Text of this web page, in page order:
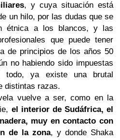
, y cuya situación está
un hilo, por las dudas que se
étnica a los blancos, y las
que puede tener
de principios de los años 50
no habiendo sido impuestas
todo, ya existe una brutal
distintas razas.
vuelve a ser, como en la
el interior de Sudáfrica, el
muy en contacto con
de la zona, y donde Shaka